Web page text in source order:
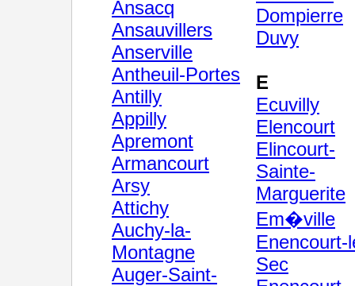
Ansacq
Ansauvillers
Anserville
Antheuil-Portes
Antilly
Appilly
Apremont
Armancourt
Arsy
Attichy
Auchy-la-
Montagne
Auger-Saint-
Dompierre
Duvy
E
Ecuvilly
Elencourt
Elincourt-
Sainte-
Marguerite
Em�ville
Enencourt-
Sec